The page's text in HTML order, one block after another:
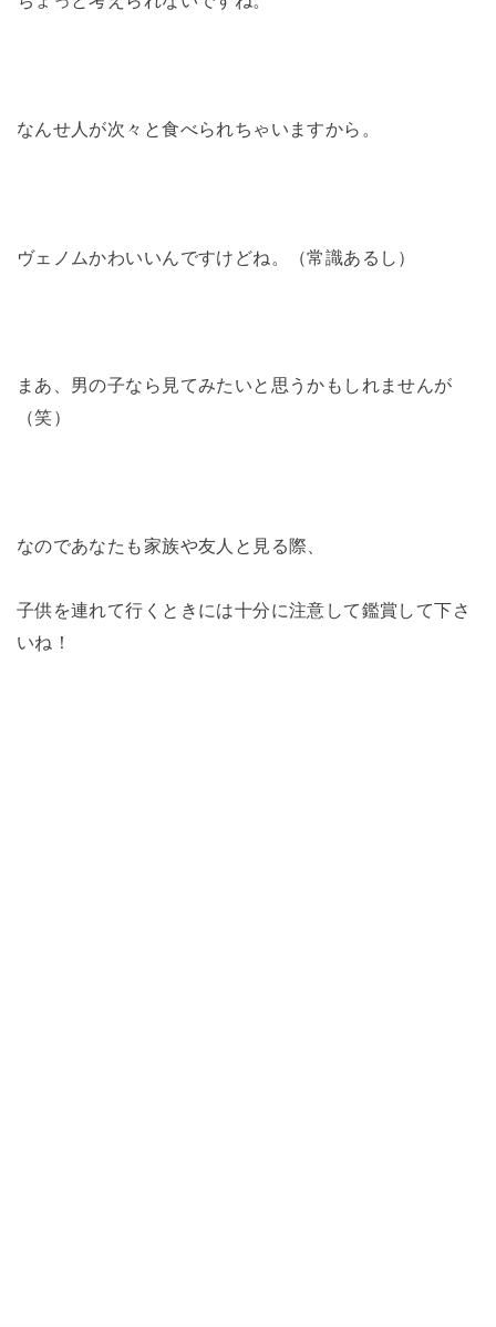
なんせ人が次々と食べられちゃいますから。
ヴェノムかわいいんですけどね。（常識あるし）
まあ、男の子なら見てみたいと思うかもしれませんが
（笑）
なのであなたも家族や友人と見る際、
子供を連れて行くときには十分に注意して鑑賞して下さ
いね！